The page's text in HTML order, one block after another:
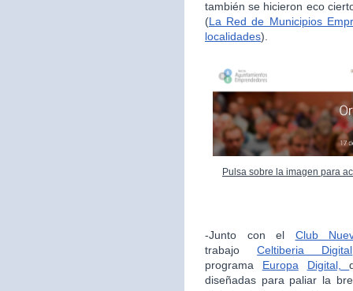
también se hicieron eco
(La Red de Municipios
localidades).
Pulsa sobre la imagen para
-Junto con el Club
trabajoCeltiberia Digital
programa Europa Digital,
diseñadas para paliar la